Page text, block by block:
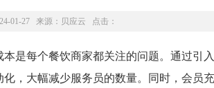
01-27 来源： 贝应云 点击：
是每个餐饮商家都关注的问题。通过引入
，大幅减少服务员的数量。同时，会员